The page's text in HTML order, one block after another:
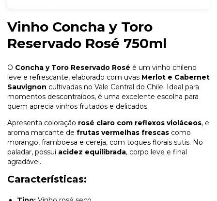
Vinho Concha y Toro
Reservado Rosé 750ml
O Concha y Toro Reservado Rosé é um vinho chileno
leve e refrescante, elaborado com uvas Merlot e Cabernet
Sauvignon cultivadas no Vale Central do Chile. Ideal para
momentos descontraídos, é uma excelente escolha para
quem aprecia vinhos frutados e delicados.
Apresenta coloração rosé claro com reflexos violáceos, e
aroma marcante de frutas vermelhas frescas como
morango, framboesa e cereja, com toques florais sutis. No
paladar, possui acidez equilibrada, corpo leve e final
agradável.
Características: